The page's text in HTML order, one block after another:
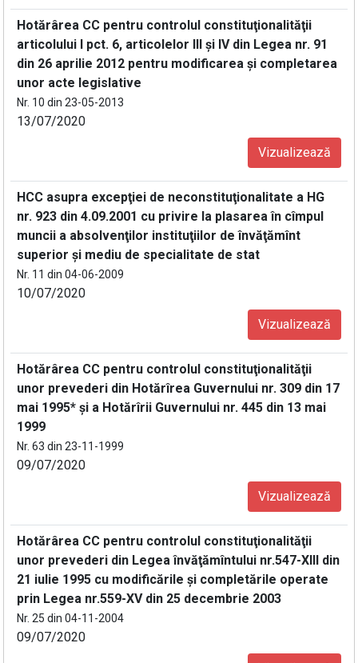
Hotărârea CC pentru controlul constituţionalităţii
articolului I pct. 6, articolelor III şi IV din Legea nr. 91
din 26 aprilie 2012 pentru modificarea şi completarea
unor acte legislative
Nr. 10 din 23-05-2013
13/07/2020
Vizualizează
HCC asupra excepţiei de neconstituţionalitate a HG
nr. 923 din 4.09.2001 cu privire la plasarea în cîmpul
muncii a absolvenţilor instituţiilor de învăţămînt
superior şi mediu de specialitate de stat
Nr. 11 din 04-06-2009
10/07/2020
Vizualizează
Hotărârea CC pentru controlul constituţionalităţii
unor prevederi din Hotărîrea Guvernului nr. 309 din 17
mai 1995* şi a Hotărîrii Guvernului nr. 445 din 13 mai
1999
Nr. 63 din 23-11-1999
09/07/2020
Vizualizează
Hotărârea CC pentru controlul constituţionalităţii
unor prevederi din Legea învăţămîntului nr.547-XIII din
21 iulie 1995 cu modificările şi completările operate
prin Legea nr.559-XV din 25 decembrie 2003
Nr. 25 din 04-11-2004
09/07/2020